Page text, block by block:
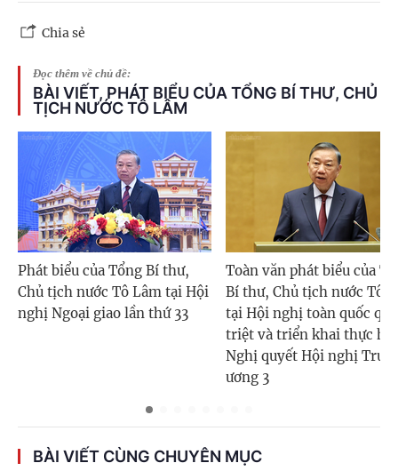
Chia sẻ
Đọc thêm về chủ đề:
BÀI VIẾT, PHÁT BIỂU CỦA TỔNG BÍ THƯ, CHỦ
TỊCH NƯỚC TÔ LÂM
Phát biểu của Tổng Bí thư,
Chủ tịch nước Tô Lâm tại Hội
nghị Ngoại giao lần thứ 33
Toàn văn phát biểu của
Bí thư, Chủ tịch nước Tô
tại Hội nghị toàn quốc
triệt và triển khai thực
Nghị quyết Hội nghị
ương 3
BÀI VIẾT CÙNG CHUYÊN MỤC